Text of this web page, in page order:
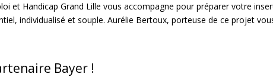
et Handicap Grand Lille vous accompagne pour préparer votre
individualisé et souple. Aurélie Bertoux, porteuse de ce projet
Bayer !